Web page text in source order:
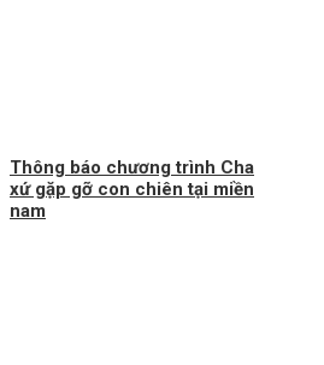
Thông báo chương trình Cha
xứ gặp gỡ con chiên tại miền
nam